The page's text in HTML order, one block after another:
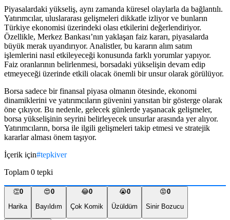
Piyasalardaki yükseliş, aynı zamanda küresel olaylarla da bağlantılı.
Yatırımcılar, uluslararası gelişmeleri dikkatle izliyor ve bunların
Türkiye ekonomisi üzerindeki olası etkilerini değerlendiriyor.
Özellikle, Merkez Bankası’nın yaklaşan faiz kararı, piyasalarda
büyük merak uyandırıyor. Analistler, bu kararın alım satım
işlemlerini nasıl etkileyeceği konusunda farklı yorumlar yapıyor.
Faiz oranlarının belirlenmesi, borsadaki yükselişin devam edip
etmeyeceği üzerinde etkili olacak önemli bir unsur olarak görülüyor.
Borsa sadece bir finansal piyasa olmanın ötesinde, ekonomi
dinamiklerini ve yatırımcıların güvenini yansıtan bir gösterge olarak
öne çıkıyor. Bu nedenle, gelecek günlerde yaşanacak gelişmeler,
borsa yükselişinin seyrini belirleyecek unsurlar arasında yer alıyor.
Yatırımcıların, borsa ile ilgili gelişmeleri takip etmesi ve stratejik
kararlar alması önem taşıyor.
İçerik için#tepkiver
Toplam 0 tepki
👏0
Harika
😍0
Bayıldım
😂0
Çok Komik
😭0
Üzüldüm
😡0
Sinir Bozucu